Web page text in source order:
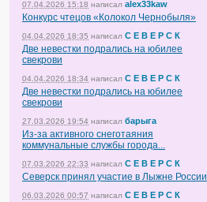
07.04.2026 15:18 написал alex33kaw
Конкурс чтецов «Колокол Чернобыля»
04.04.2026 18:35 написал С Е В Е Р С К
Две невестки подрались на юбилее
свекрови
04.04.2026 18:34 написал С Е В Е Р С К
Две невестки подрались на юбилее
свекрови
27.03.2026 19:54 написал барыга
Из-за активного снеготаяния
коммунальные службы города...
07.03.2026 22:33 написал С Е В Е Р С К
Северск принял участие в Лыжне России
06.03.2026 00:57 написал С Е В Е Р С К